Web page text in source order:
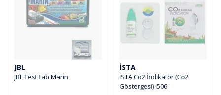
JBL
JBL Test Lab Marin
İSTA
ISTA Co2 İndikatör (Co2
Göstergesi) i506